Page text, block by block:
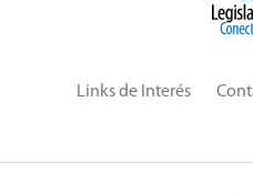
Links de Interés